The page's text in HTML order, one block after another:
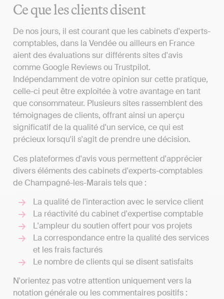
Ce que les clients disent
De nos jours, il est courant que les cabinets d'experts-
comptables, dans la Vendée ou ailleurs en France
aient des évaluations sur différents sites d'avis
comme Google Reviews ou Trustpilot.
Indépendamment de votre opinion sur cette pratique,
celle-ci peut être exploitée à votre avantage en tant
que consommateur. Plusieurs sites rassemblent des
témoignages de clients, offrant ainsi un aperçu
significatif de la qualité d'un service, ce qui est
précieux lorsqu'il s'agit de prendre une décision.
Ces plateformes d'avis vous permettent d'apprécier
divers éléments des cabinets d'experts-comptables
de Champagné-les-Marais tels que :
La qualité de l'interaction avec le service client
La réactivité du cabinet d'expertise comptable
L'ampleur du soutien offert pour vos projets
La correspondance entre la qualité des services
et les frais facturés
Le nombre de clients qui se disent satisfaits
N'orientez pas votre attention uniquement vers la
notation générale ou les commentaires positifs :